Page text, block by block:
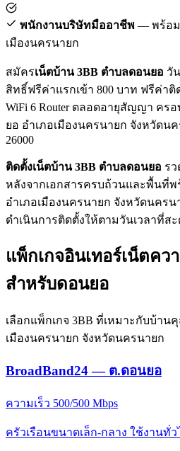
พนักงานบริษัทมืออาชีพ — พร้อม
เมืองนครนายก
สมัครเน็ตบ้าน 3BB ตำบลดอนยอ วั
สิทธิ์ฟรีค่าแรกเข้า 800 บาท ฟรีค่า
WiFi 6 Router ตลอดอายุสัญญา ค
ยอ อำเภอเมืองนครนายก จังหวัดน
26000
ติดตั้งเน็ตบ้าน 3BB ตำบลดอนยอ รว
หลังจากเอกสารครบถ้วนและพื้นที่
อำเภอเมืองนครนายก จังหวัดนคร
ดำเนินการติดตั้งให้ตามวันเวลาที่ส
แพ็กเกจอินเทอร์เน็ตคว
สำหรับดอนยอ
เลือกแพ็กเกจ 3BB ที่เหมาะกับบ้า
เมืองนครนายก จังหวัดนครนายก
BroadBand24 — ต.ดอนยอ
ความเร็ว 500/500 Mbps
ครัวเรือนขนาดเล็ก-กลาง ใช้งานทั่ว